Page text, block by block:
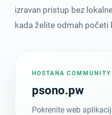
izravan pristup bez
kada želite odmah
HOSTANA
psono.pw
Pokrenite web